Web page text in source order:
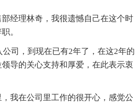
经理林奇，我很遗憾自己在这个时
。
司，到现在已有2年了，在这2年的
导的关心支持和厚爱，在此表示衷
我在公司里工作的很开心，感觉公